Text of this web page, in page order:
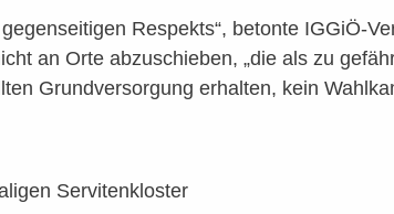
Respekts“, betonte IGGiÖ-
an Orte abzuschieben, „die als zu
Grundversorgung erhalten, kein
Servitenkloster